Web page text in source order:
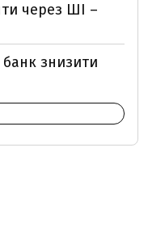
через ШІ –
знизити